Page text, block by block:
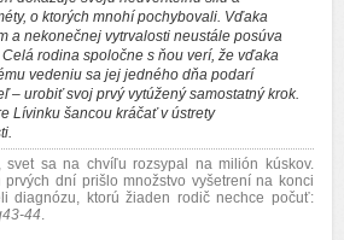
o ktorých mnohí pochybovali. Vďaka
a nekonečnej vytrvalosti neustále posúva
rodina spoločne s ňou verí, že vďaka
vedeniu sa jej jedného dňa podarí
– urobiť svoj prvý vytúžený samostatný krok.
Lívinku šancou kráčať v ústrety
svet sa na chvíľu rozsypal na milión kúskov.
prvých dní prišlo množstvo vyšetrení na konci
diagnózu, ktorú žiaden rodič nechce počuť:
44.